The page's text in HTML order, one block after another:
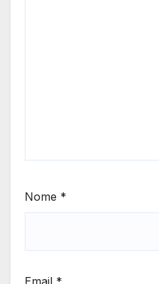
Nome *
Email *